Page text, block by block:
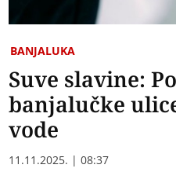
BANJALUKA
Suve slavine:
banjalučke
vode
11.11.2025. | 08:37